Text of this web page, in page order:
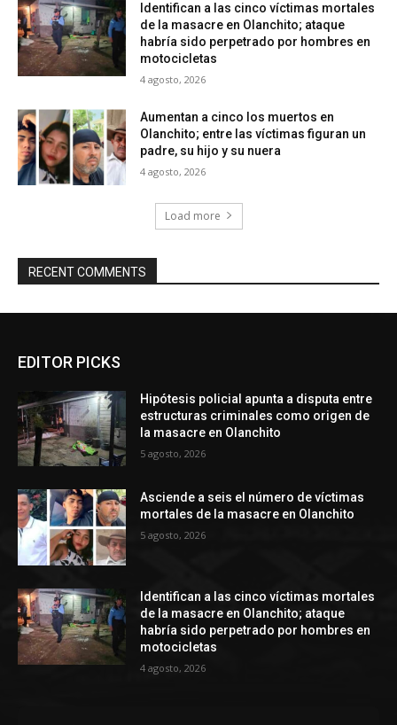
Identifican a las cinco víctimas mortales
de la masacre en Olanchito; ataque
habría sido perpetrado por hombres en
motocicletas
4 agosto, 2026
Aumentan a cinco los muertos en
Olanchito; entre las víctimas figuran un
padre, su hijo y su nuera
4 agosto, 2026
Load more
RECENT COMMENTS
EDITOR PICKS
Hipótesis policial apunta a disputa entre
estructuras criminales como origen de
la masacre en Olanchito
5 agosto, 2026
Asciende a seis el número de víctimas
mortales de la masacre en Olanchito
5 agosto, 2026
Identifican a las cinco víctimas mortales
de la masacre en Olanchito; ataque
habría sido perpetrado por hombres en
motocicletas
4 agosto, 2026